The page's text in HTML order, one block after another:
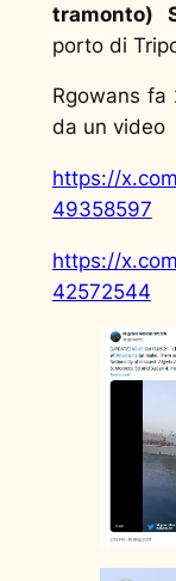
tramonto)
porto di
Rgowans
da un video
https://
49358597
https://
42572544